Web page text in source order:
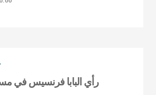
رأي البابا فرنسيس في